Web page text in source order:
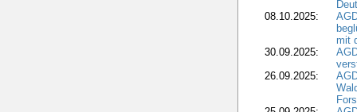
08.10.2025:
mit
30.09.2025:
26.09.2025: